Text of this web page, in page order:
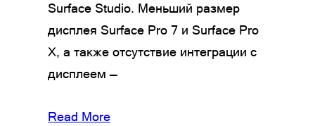
Surface Studio. Меньший размер
дисплея Surface Pro 7 и Surface Pro
X, а также отсутствие интеграции с
дисплеем —
Read More